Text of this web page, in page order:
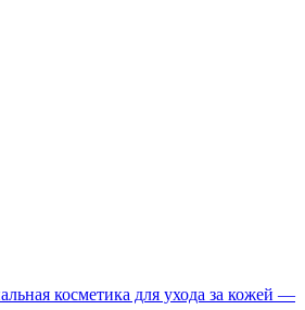
косметика для ухода за кожей —